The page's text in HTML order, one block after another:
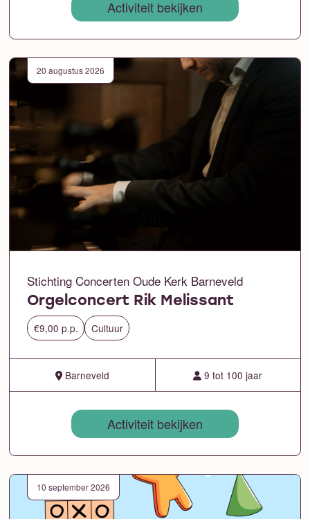
Activiteit bekijken
20 augustus 2026
Stichting Concerten Oude Kerk Barneveld
Orgelconcert Rik Melissant
€9,00 p.p. Cultuur
Barneveld 9 tot 100 jaar
Activiteit bekijken
10 september 2026